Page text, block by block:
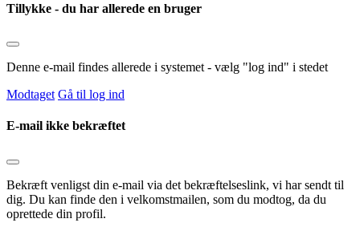
Tillykke - du har allerede en bruger
Denne e-mail findes allerede i systemet - vælg "log ind" i stedet
Modtaget Gå til log ind
E-mail ikke bekræftet
Bekræft venligst din e-mail via det bekræftelseslink, vi har sendt til
dig. Du kan finde den i velkomstmailen, som du modtog, da du
oprettede din profil.